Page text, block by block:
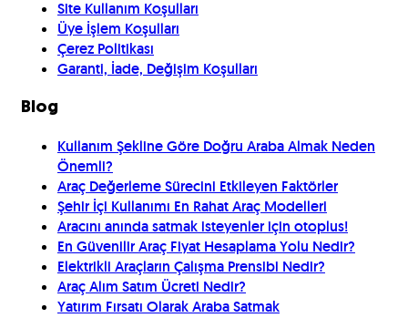
Site Kullanım Koşulları
Üye İşlem Koşulları
Çerez Politikası
Garanti, İade, Değişim Koşulları
Blog
Kullanım Şekline Göre Doğru Araba Almak Neden
Önemli?
Araç Değerleme Sürecini Etkileyen Faktörler
Şehir İçi Kullanımı En Rahat Araç Modelleri
Aracını anında satmak isteyenler için otoplus!
En Güvenilir Araç Fiyat Hesaplama Yolu Nedir?
Elektrikli Araçların Çalışma Prensibi Nedir?
Araç Alım Satım Ücreti Nedir?
Yatırım Fırsatı Olarak Araba Satmak